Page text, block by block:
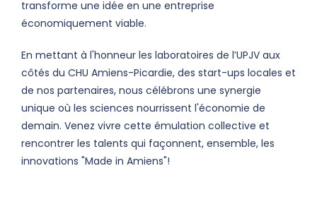
transforme une idée en une entreprise
économiquement viable.
En mettant à l'honneur les laboratoires de l’UPJV aux
côtés du CHU Amiens-Picardie, des start-ups locales et
de nos partenaires, nous célébrons une synergie
unique où les sciences nourrissent l'économie de
demain. Venez vivre cette émulation collective et
rencontrer les talents qui façonnent, ensemble, les
innovations "Made in Amiens"!